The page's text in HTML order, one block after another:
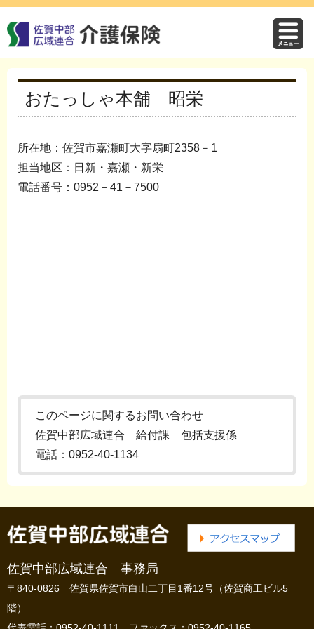
おたっしゃ本舗 昭栄
所在地： 佐賀市嘉瀬町大字扇町2358－1
担当地区：日新・嘉瀬・新栄
電話番号：0952－41－7500
このページに関するお問い合わせ
佐賀中部広域連合 給付課 包括支援係
電話：0952-40-1134
佐賀中部広域連合 事務局
〒840-0826 佐賀県佐賀市白山二丁目1番12号（佐賀商工ビル5
階）